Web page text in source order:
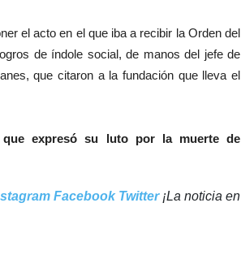
el acto en el que iba a recibir la Orden del
de índole social, de manos del jefe de
que citaron a la fundación que lleva el
expresó su luto por la muerte de
Facebook Twitter¡La noticia en